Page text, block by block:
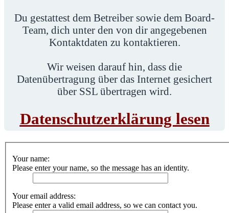
Du gestattest dem Betreiber sowie dem Board-
Team, dich unter den von dir angegebenen
Kontaktdaten zu kontaktieren.
Wir weisen darauf hin, dass die
Datenübertragung über das Internet gesichert
über SSL übertragen wird.
Datenschutzerklärung lesen
Your name:
Please enter your name, so the message has an identity.
Your email address:
Please enter a valid email address, so we can contact you.